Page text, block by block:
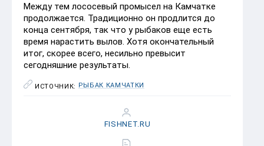
Между тем лососевый промысел на Камчатке
продолжается. Традиционно он продлится до
конца сентября, так что у рыбаков еще есть
время нарастить вылов. Хотя окончательный
итог, скорее всего, несильно превысит
сегодняшние результаты.
ИСТОЧНИК: РЫБАК КАМЧАТКИ
FISHNET.RU